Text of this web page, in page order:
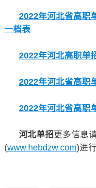
2022年河北省高职
一档表
2022年河北高职单
2022年河北省高职
2022年河北省高职
河北单招更多信息
(www.hebdzw.com)进